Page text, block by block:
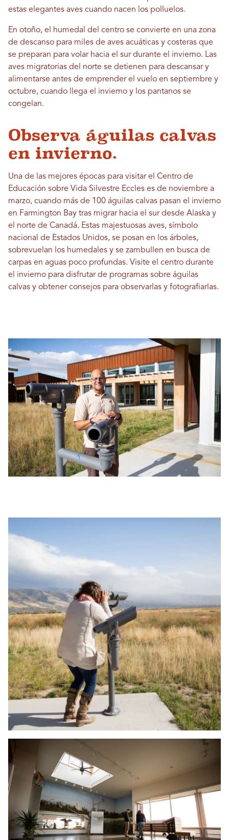
estas elegantes aves cuando nacen los polluelos.
En otoño, el humedal del centro se convierte en una zona
de descanso para miles de aves acuáticas y costeras que
se preparan para volar hacia el sur durante el invierno. Las
aves migratorias del norte se detienen para descansar y
alimentarse antes de emprender el vuelo en septiembre y
octubre, cuando llega el invierno y los pantanos se
congelan.
Observa águilas calvas
en invierno.
Una de las mejores épocas para visitar el Centro de
Educación sobre Vida Silvestre Eccles es de noviembre a
marzo, cuando más de 100 águilas calvas pasan el invierno
en Farmington Bay tras migrar hacia el sur desde Alaska y
el norte de Canadá. Estas majestuosas aves, símbolo
nacional de Estados Unidos, se posan en los árboles,
sobrevuelan los humedales y se zambullen en busca de
carpas en aguas poco profundas. Visite el centro durante
el invierno para disfrutar de programas sobre águilas
calvas y obtener consejos para observarlas y fotografiarlas.